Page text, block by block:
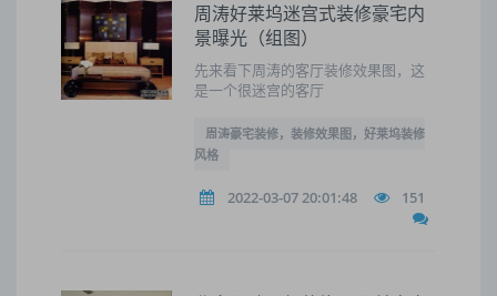
周涛好莱坞迷宫式装修豪宅内
景曝光（组图）
先来看下周涛的客厅装修效果图，这
是一个很迷宫的客厅
周涛豪宅装修，装修效果图，好莱坞装修
风格
2022-03-07 20:01:48 151